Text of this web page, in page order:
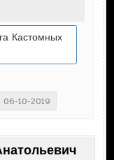
Кастомных
06-10-2019